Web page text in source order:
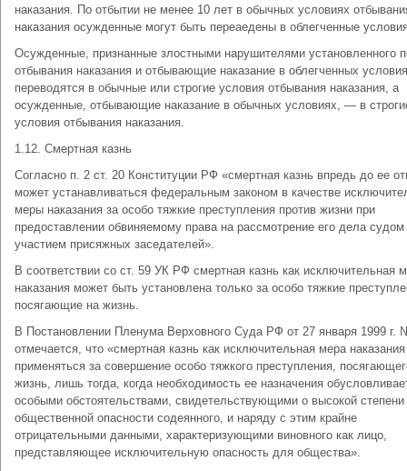
наказания. По отбытии не менее 10 лет в обычных условиях
наказания осужденные могут быть переаедены в облегченные
Осужденные, признанные злостными нарушителями установленного
отбывания наказания и отбывающие наказание в облегчен­ных
переводятся в обычные или строгие условия отбывания наказания, а
осужденные, отбывающие наказание в обычных условиях, — в
условия отбывания наказания.
1.12. Смертная казнь
Согласно п. 2 ст. 20 Конституции РФ «смертная казнь впредь до ее
может устанавливаться федеральным законом в качестве
меры наказания за особо тяжкие преступления про­тив жизни при
предоставлении обвиняемому права на рассмотрение его дела судом
участием присяжных заседателей».
В соответствии со ст. 59 УК РФ смертная казнь как исключитель­ная
наказания может быть установлена только за особо тяжкие
посягающие на жизнь.
В Постановлении Пленума Верховного Суда РФ от 27 января 1999 г.
отмечается, что «смертная казнь как исключительная мера
применяться за совершение особо тяжкого преступле­ния,
жизнь, лишь тогда, когда необходимость ее на­значения
особыми обстоятельствами, свидетельству­ющими о высокой степени
общественной опасности содеянного, и на­ряду с этим крайне
отрицательными данными, характеризующими ви­новного как лицо,
представляющее исключительную опасность для общества».